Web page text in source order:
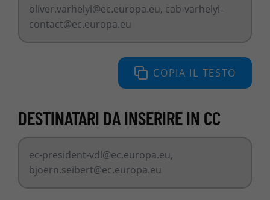
oliver.varhelyi@ec.europa.eu, cab-varhelyi-
contact@ec.europa.eu
COPIA IL TESTO
DESTINATARI DA INSERIRE IN CC
ec-president-vdl@ec.europa.eu,
bjoern.seibert@ec.europa.eu